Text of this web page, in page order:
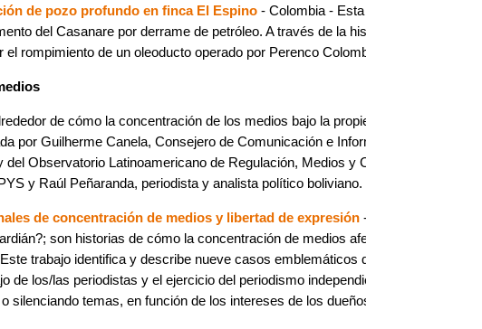
de pozo profundo en finca El Espino - Colombia - Esta investigación
del Casanare por derrame de petróleo. A través de la historia de Ernesto
rompimiento de un oleoducto operado por Perenco Colombia Limited.
de cómo la concentración de los medios bajo la propiedad de un mismo
por Guilherme Canela, Consejero de Comunicación e Información para el
del Observatorio Latinoamericano de Regulación, Medios y Convergencia
y Raúl Peñaranda, periodista y analista político boliviano.
de concentración de medios y libertad de expresión - América Latina -
son historias de cómo la concentración de medios afecta el
trabajo identifica y describe nueve casos emblemáticos que evidencian
de los/las periodistas y el ejercicio del periodismo independiente, como para
silenciando temas, en función de los intereses de los dueños de esos medios